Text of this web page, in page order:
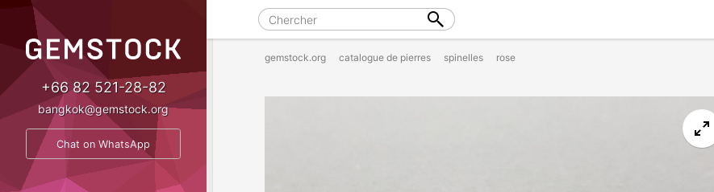
gemstock.org catalogue de pierres spinelles rose
+66 82 521-28-82
bangkok@gemstock.org
Chat on WhatsApp